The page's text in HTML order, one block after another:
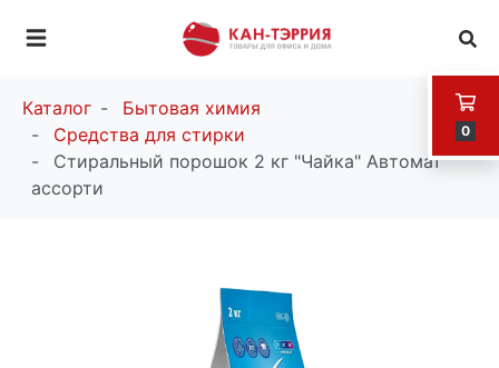
0
Каталог
Бытовая химия
Средства для стирки
Стиральный порошок 2 кг "Чайка" Автомат
ассорти